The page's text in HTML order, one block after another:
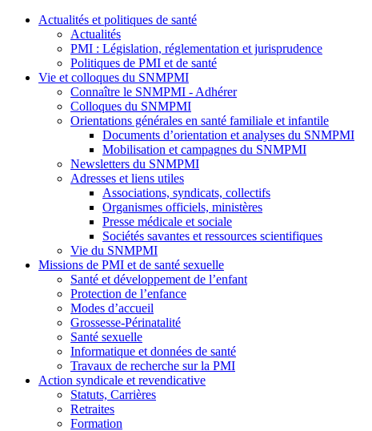
Actualités et politiques de santé
Actualités
PMI : Législation, réglementation et jurisprudence
Politiques de PMI et de santé
Vie et colloques du SNMPMI
Connaître le SNMPMI - Adhérer
Colloques du SNMPMI
Orientations générales en santé familiale et infantile
Documents d’orientation et analyses du SNMPMI
Mobilisation et campagnes du SNMPMI
Newsletters du SNMPMI
Adresses et liens utiles
Associations, syndicats, collectifs
Organismes officiels, ministères
Presse médicale et sociale
Sociétés savantes et ressources scientifiques
Vie du SNMPMI
Missions de PMI et de santé sexuelle
Santé et développement de l’enfant
Protection de l’enfance
Modes d’accueil
Grossesse-Périnatalité
Santé sexuelle
Informatique et données de santé
Travaux de recherche sur la PMI
Action syndicale et revendicative
Statuts, Carrières
Retraites
Formation